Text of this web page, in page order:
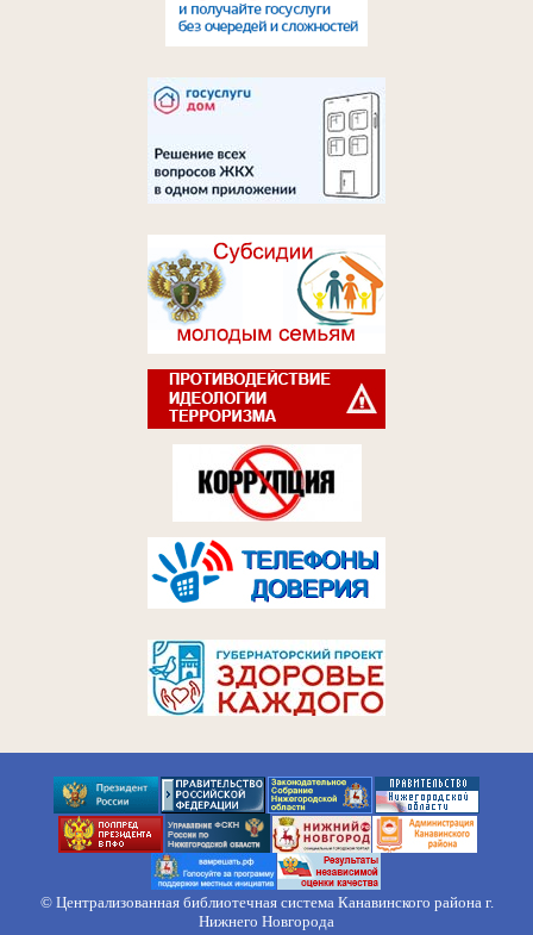
© Централизованная библиотечная система Канавинского района г.
Нижнего Новгорода